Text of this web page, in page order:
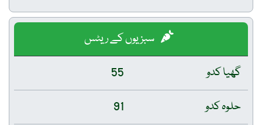
سبزیوں کے ریٹس
گھیا کدو
55
حلوہ کدو
91